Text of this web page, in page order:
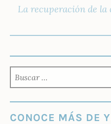
La recuperación de
CONOCE MÁS DE